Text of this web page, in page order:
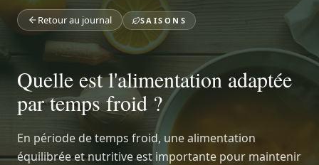
Retour au journal SAISONS
Quelle est l'alimentation adaptée
par temps froid ?
En période de temps froid, une alimentation
équilibrée et nutritive est importante pour maintenir